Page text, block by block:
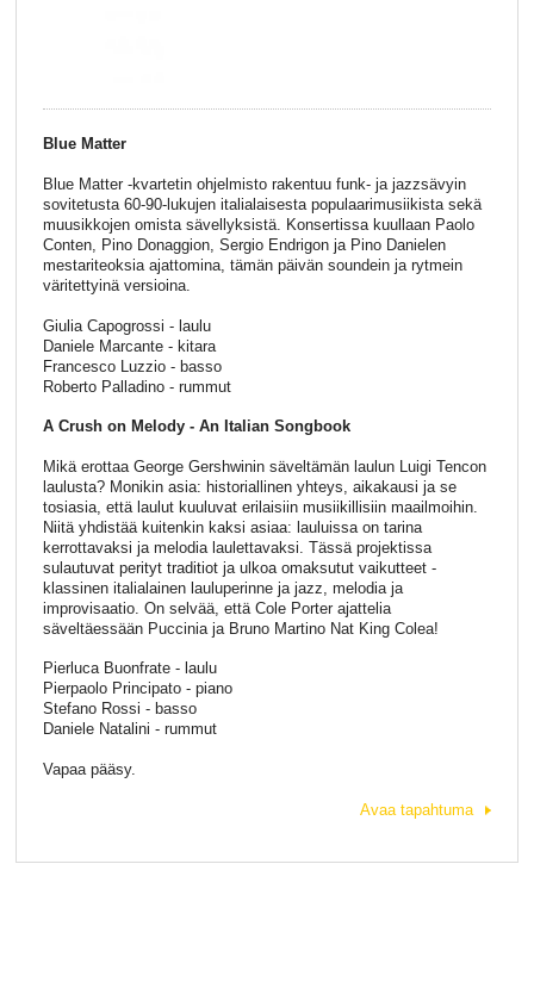
Blue Matter
Blue Matter -kvartetin ohjelmisto rakentuu funk- ja jazzsävyin
sovitetusta 60-90-lukujen italialaisesta populaarimusiikista sekä
muusikkojen omista sävellyksistä. Konsertissa kuullaan Paolo
Conten, Pino Donaggion, Sergio Endrigon ja Pino Danielen
mestariteoksia ajattomina, tämän päivän soundein ja rytmein
väritettyinä versioina.
Giulia Capogrossi - laulu
Daniele Marcante - kitara
Francesco Luzzio - basso
Roberto Palladino - rummut
A Crush on Melody - An Italian Songbook
Mikä erottaa George Gershwinin säveltämän laulun Luigi Tencon
laulusta? Monikin asia: historiallinen yhteys, aikakausi ja se
tosiasia, että laulut kuuluvat erilaisiin musiikillisiin maailmoihin.
Niitä yhdistää kuitenkin kaksi asiaa: lauluissa on tarina
kerrottavaksi ja melodia laulettavaksi. Tässä projektissa
sulautuvat perityt traditiot ja ulkoa omaksutut vaikutteet -
klassinen italialainen lauluperinne ja jazz, melodia ja
improvisaatio. On selvää, että Cole Porter ajattelia
säveltäessään Puccinia ja Bruno Martino Nat King Colea!
Pierluca Buonfrate - laulu
Pierpaolo Principato - piano
Stefano Rossi - basso
Daniele Natalini - rummut
Vapaa pääsy.
Avaa tapahtuma